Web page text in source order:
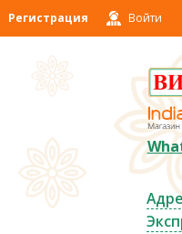
Регистрация Войти